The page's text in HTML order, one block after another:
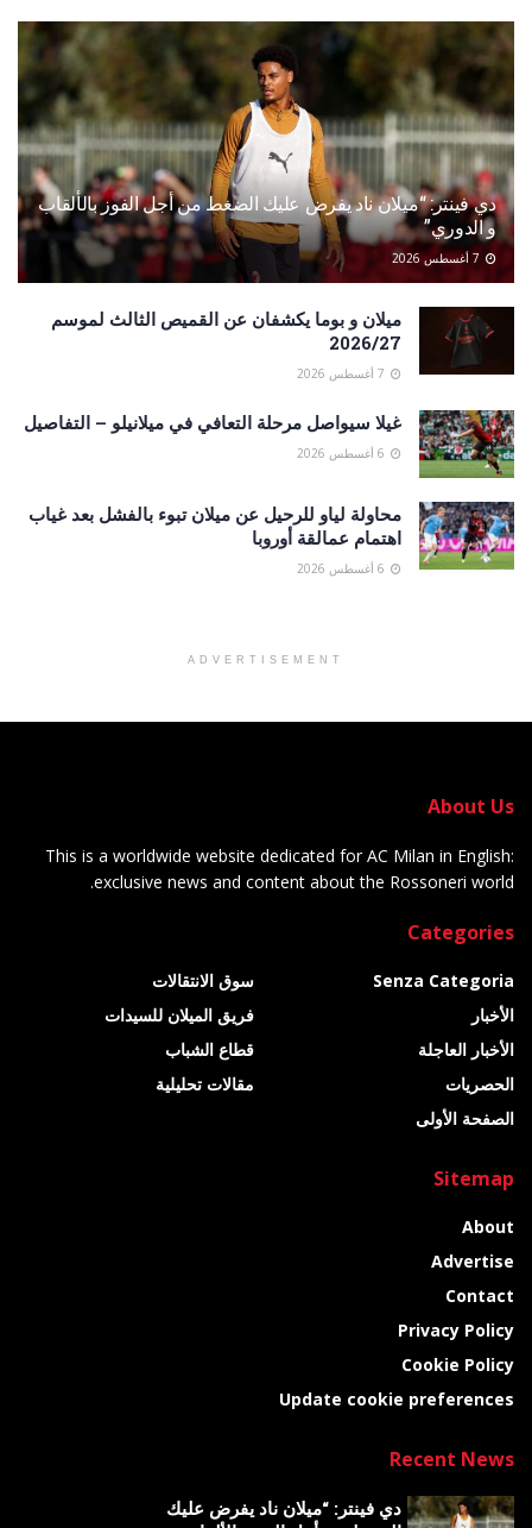
دي فينتر: “ميلان ناد يفرض عليك الضغط من أجل الفوز بالألقاب
و الدوري”
ميلان و بوما يكشفان عن القميص الثالث لموسم
2026/27
غيلا سيواصل مرحلة التعافي في ميلانيلو – التفاصيل
محاولة لياو للرحيل عن ميلان تبوء بالفشل بعد غياب
اهتمام عمالقة أوروبا
ADVERTISEMENT
About Us
This is a worldwide website dedicated for AC Milan in English:
exclusive news and content about the Rossoneri world.
Categories
Senza Categoria
الأخبار
الأخبار العاجلة
الحصريات
الصفحة الأولى
سوق الانتقالات
فريق الميلان للسيدات
قطاع الشباب
مقالات تحليلية
Sitemap
About
Advertise
Contact
Privacy Policy
Cookie Policy
Update cookie preferences
Recent News
دي فينتر: “ميلان ناد يفرض عليك